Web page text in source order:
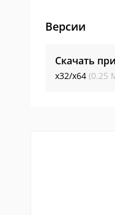
Версии
Скачать
x32/x64 (0.25